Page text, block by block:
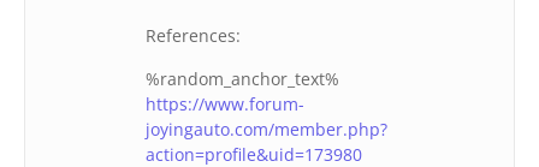
References:
%random_anchor_text%
https://www.forum-
joyingauto.com/member.php?
action=profile&uid=173980